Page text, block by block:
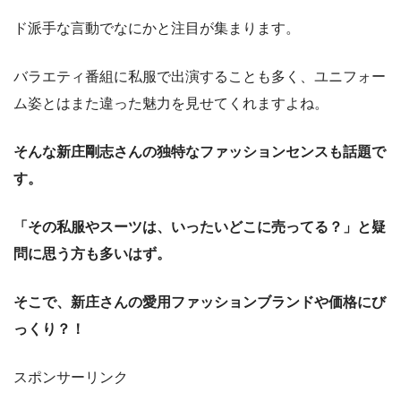
ド派手な言動でなにかと注目が集まります。
バラエティ番組に私服で出演することも多く、ユニフォー
ム姿とはまた違った魅力を見せてくれますよね。
そんな新庄剛志さんの独特なファッションセンスも話題で
す。
「その私服やスーツは、いったいどこに売ってる？」と疑
問に思う方も多いはず。
そこで、新庄さんの愛用ファッションブランドや価格にび
っくり？！
スポンサーリンク